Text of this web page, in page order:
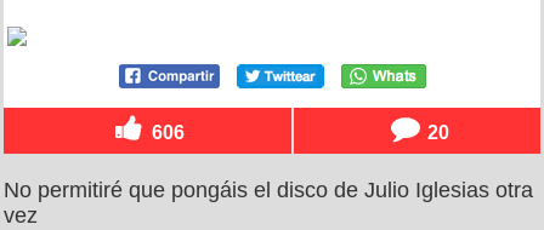
606 20
No permitiré que pongáis el disco de Julio Iglesias otra
vez